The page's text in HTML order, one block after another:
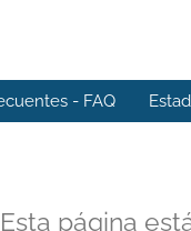
- FAQ
Esta página